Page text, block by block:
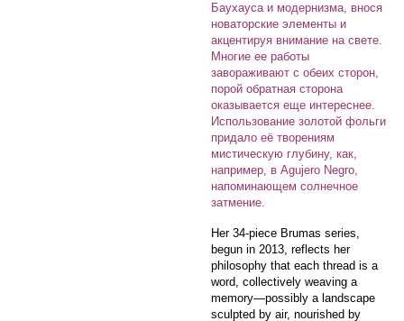
Баухауса и модернизма, внося
новаторские элементы и
акцентируя внимание на свете.
Многие ее работы
завораживают с обеих сторон,
порой обратная сторона
оказывается еще интереснее.
Использование золотой фольги
придало её творениям
мистическую глубину, как,
например, в Agujero Negro,
напоминающем солнечное
затмение.
Her 34-piece Brumas series,
begun in 2013, reflects her
philosophy that each thread is a
word, collectively weaving a
memory—possibly a landscape
sculpted by air, nourished by